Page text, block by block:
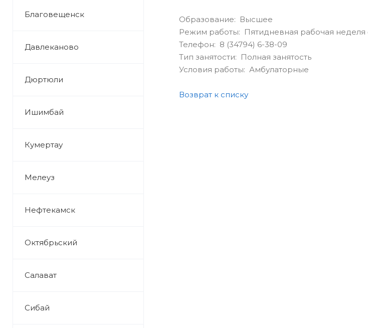
Благовещенск
Давлеканово
Дюртюли
Ишимбай
Кумертау
Мелеуз
Нефтекамск
Октябрьский
Салават
Сибай
Образование: Высшее
Режим работы: Пятидневная рабочая
Телефон: 8 (34794) 6-38-09
Тип занятости: Полная занятость
Условия работы: Амбулаторные
Возврат к списку